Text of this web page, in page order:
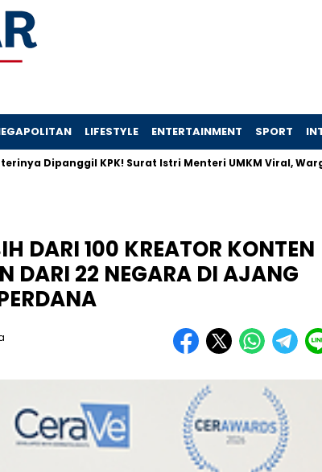
LIFESTYLE ENTERTAINMENT SPORT
KPK! Surat Istri Menteri UMKM Viral, Warganet
DARI 100 KREATOR KONTEN
DARI 22 NEGARA DI AJANG